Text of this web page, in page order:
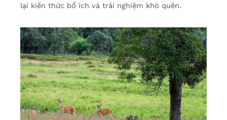
lại kiến thức bổ ích và trải nghiệm khó quên.